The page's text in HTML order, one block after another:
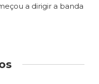
a dirigir a banda